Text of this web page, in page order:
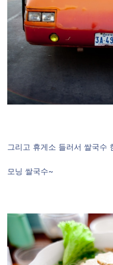
그리고 휴게소 들러서 쌀국수
모닝 쌀국수~